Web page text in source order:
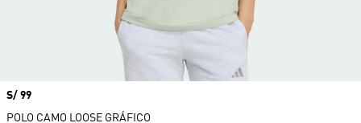
Precio
S/ 99
POLO CAMO LOOSE GRÁFICO